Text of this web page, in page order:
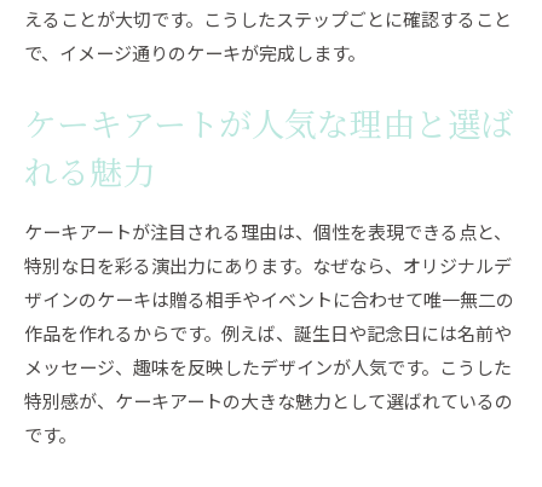
アレルギー対策と安全なケーキ選びのコツ
ケーキイラストオーダー前のチェックリスト
自宅で挑戦するケーキアートの作り方ガイド
自宅で簡単にできるケーキアートの基本
家庭用ケーキアート道具と材料の選び方
ケーキアート作成で失敗しないポイント
えることが大切です。こうしたステップごとに確認すること
で、イメージ通りのケーキが完成します。
ケーキアートが人気な理由と選ば
れる魅力
ケーキアートが注目される理由は、個性を表現できる点と、
特別な日を彩る演出力にあります。なぜなら、オリジナルデ
ザインのケーキは贈る相手やイベントに合わせて唯一無二の
作品を作れるからです。例えば、誕生日や記念日には名前や
メッセージ、趣味を反映したデザインが人気です。こうした
特別感が、ケーキアートの大きな魅力として選ばれているの
です。